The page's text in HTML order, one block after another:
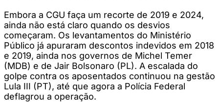
Embora a CGU faça um recorte de 2019 e 2024,
ainda não está claro quando os desvios
começaram. Os levantamentos do Ministério
Público já apuraram descontos indevidos em 2018
e 2019, ainda nos governos de Michel Temer
(MDB) e de Jair Bolsonaro (PL). A escalada do
golpe contra os aposentados continuou na gestão
Lula III (PT), até que agora a Polícia Federal
deflagrou a operação.